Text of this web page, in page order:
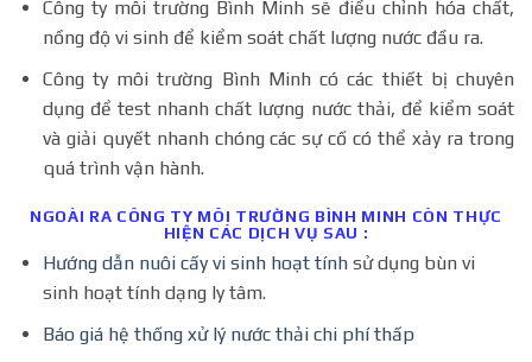
Công ty môi trường Bình Minh sẽ điều chỉnh hóa chất,
nồng độ vi sinh để kiểm soát chất lượng nước đầu ra.
Công ty môi trường Bình Minh có các thiết bị chuyên
dụng để test nhanh chất lượng nước thải, để kiểm soát
và giải quyết nhanh chóng các sự cố có thể xảy ra trong
quá trình vận hành.
NGOÀI RA CÔNG TY MÔI TRƯỜNG BÌNH MINH CÒN THỰC
HIỆN CÁC DỊCH VỤ SAU :
Hướng dẫn nuôi cấy vi sinh hoạt tínhsử dụng bùn vi
sinh hoạt tính dạng ly tâm.
Báo giá hệ thống xử lý nước thải chi phí thấp